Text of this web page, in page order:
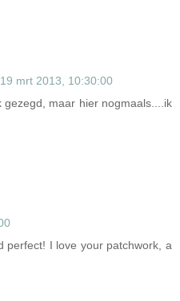
19 mrt 2013, 10:30:00
maar hier nogmaals....ik
perfect! I love your patchwork, a